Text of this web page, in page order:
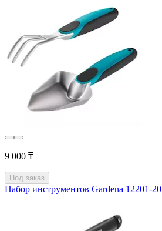
9 000 ₸
Под заказ
Набор инструментов Gardena 12201-20